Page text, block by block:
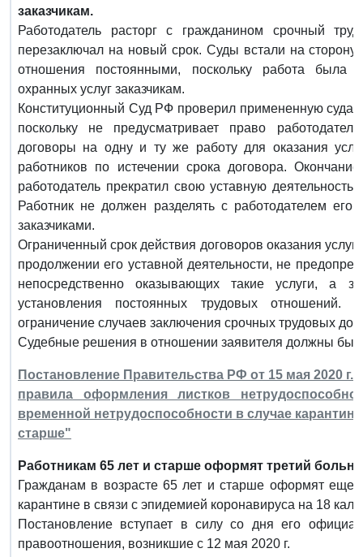
заказчикам.
Работодатель расторг с гражданином срочный
перезаключал на новый срок. Суды встали на сторону
отношения постоянными, поскольку работа была
охранных услуг заказчикам.
Конституционный Суд РФ проверил примененную
поскольку не предусматривает право
договоры на одну и ту же работу для оказания
работников по истечении срока договора.
работодатель прекратил свою уставную
Работник не должен разделять с работодателем
заказчиками.
Ограниченный срок действия договоров оказания
продолжении его уставной деятельности, не
непосредственно оказывающих такие услуги, а
установления постоянных трудовых отношений.
ограничение случаев заключения срочных трудовых
Судебные решения в отношении заявителя должны
Постановление Правительства РФ от 15 мая 2020
правила оформления листков
временной нетрудоспособности в случае
старше"
Работникам 65 лет и старше оформят третий
Гражданам в возрасте 65 лет и старше оформят еще
карантине в связи с эпидемией коронавируса на 18
Постановление вступает в силу со дня его
правоотношения, возникшие с 12 мая 2020 г.